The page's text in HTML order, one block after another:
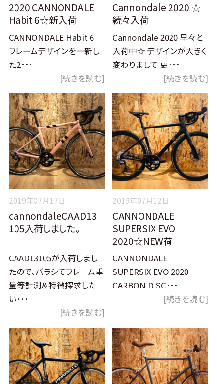
2020 CANNONDALE
Habit 6☆新入荷
CANNONDALE Habit 6
フレームデザインを一新し
た2･･･
[続きを読む]
Cannondale 2020 ☆
続々入荷
Cannondale 2020 早々と
入荷中☆ デザインが大きく
変わりまして 更･･･
[続きを読む]
2019年07月17日
cannondaleCAAD13
105入荷しました。
CAAD13105が入荷しまし
たので、バラシてフレーム重
量等計測＆特徴探求した
い･･･
[続きを読む]
2019年07月12日
CANNONDALE
SUPERSIX EVO
2020☆NEW荷
CANNONDALE
SUPERSIX EVO 2020
CARBON DISC･･･
[続きを読む]